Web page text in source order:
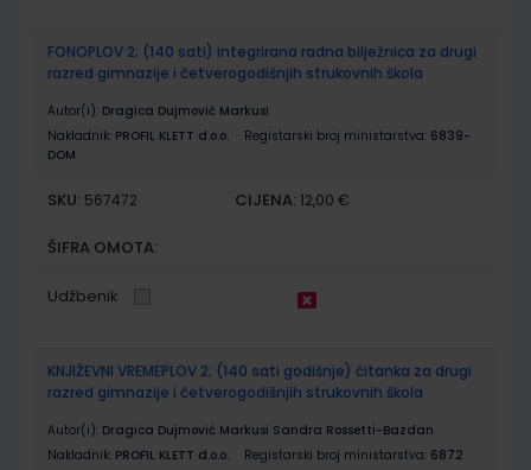
FONOPLOV 2; (140 sati) integrirana radna bilježnica za drugi
razred gimnazije i četverogodišnjih strukovnih škola
Autor(i): Dragica Dujmović Markusi
Nakladnik: PROFIL KLETT d.o.o. Registarski broj ministarstva: 6839-
DOM
SKU: 567472 CIJENA: 12,00 €
ŠIFRA OMOTA:
Udžbenik
KNJIŽEVNI VREMEPLOV 2; (140 sati godišnje) čitanka za drugi
razred gimnazije i četverogodišnjih strukovnih škola
Autor(i): Dragica Dujmović Markusi Sandra Rossetti-Bazdan
Nakladnik: PROFIL KLETT d.o.o. Registarski broj ministarstva: 6872